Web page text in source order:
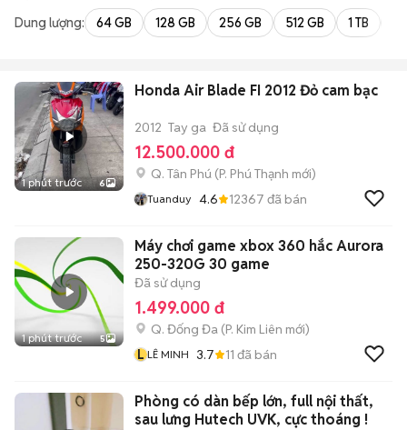
Dung lượng: 64 GB 128 GB 256 GB 512 GB 1 TB
1 phút trước 6
Honda Air Blade FI 2012 Đỏ cam bạc
2012 Tay ga Đã sử dụng
12.500.000 đ
Q. Tân Phú (P. Phú Thạnh mới)
Tuanduy 4.6 12367 đã bán
1 phút trước 5
Máy chơi game xbox 360 hắc Aurora
250-320G 30 game
Đã sử dụng
1.499.000 đ
Q. Đống Đa (P. Kim Liên mới)
L LÊ MINH 3.7 11 đã bán
Phòng có dàn bếp lớn, full nội thất,
sau lưng Hutech UVK, cực thoáng !